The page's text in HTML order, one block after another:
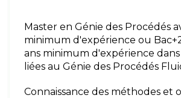
Master en Génie des Procédés
minimum d'expérience ou
ans minimum d'expérience
liées au Génie des Procédés
Connaissance des méthodes et